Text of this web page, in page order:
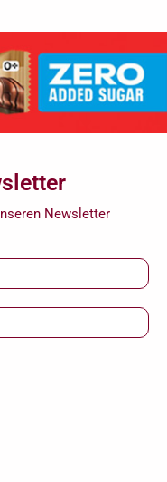
Newsletter